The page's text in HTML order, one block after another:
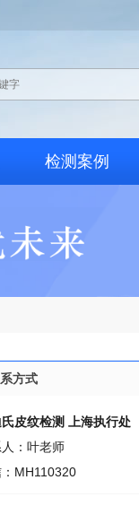
检测案例
方式
皮纹检测 上海执行处
：叶老师
MH110320